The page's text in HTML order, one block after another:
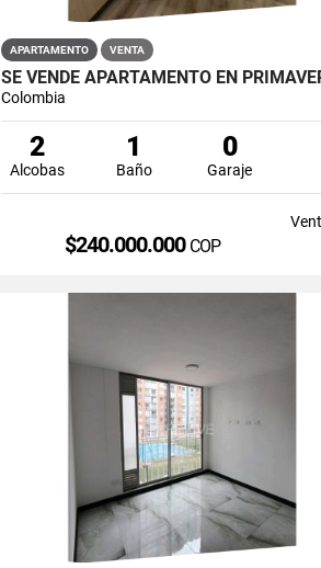
APARTAMENTO VENTA
Colombia
2
Alcobas
1
Baño
0
Garaje
$240.000.000 COP